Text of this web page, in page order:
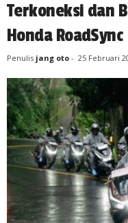
Terkoneksi dan
Honda RoadSync
Penulis jang oto - 25 Februari